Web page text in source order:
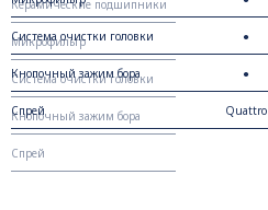
Система очистки головки
Кнопочный зажим бора
Спрей
стекла
Керамические подшипники
Микрофильтр
Система очистки головки
Кнопочный зажим бора
Спрей
●
●
Quattro